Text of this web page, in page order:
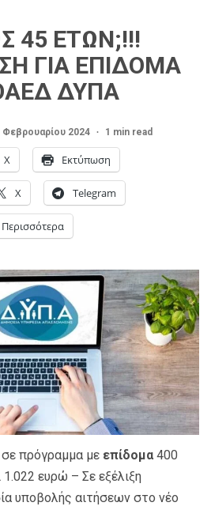
45 ΕΤΩΝ;!!!
ΓΙΑ ΕΠΙΔΟΜΑ
ΔΥΠΑ
Φεβρουαρίου 2024 1 min read
X Εκτύπωση
X Telegram
Περισσότερα
σε πρόγραμμα με επίδομα 400
ευρώ – Σε εξέλιξη
υποβολής αιτήσεων στο νέο